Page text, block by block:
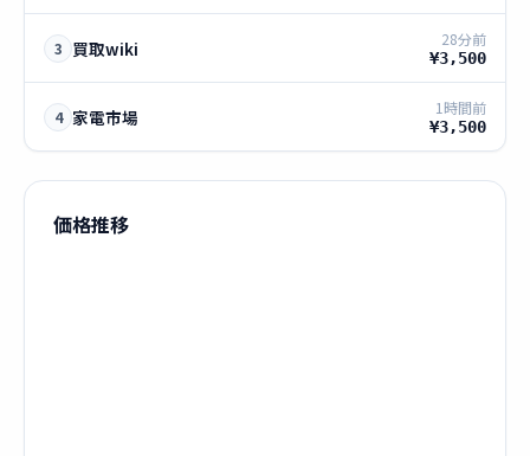
3 買取wiki 28分前
¥3,500
4 家電市場 1時間前
¥3,500
価格推移